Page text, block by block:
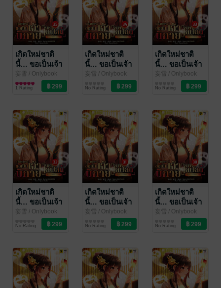
เกิดใหม่ชาติ
นี้… ขอเป็นเจ้า
นิกายมาไลฟ์สด
เล่ม 35
妄雪 / Onlybook
นิยายแฟนตาซี
1 Rating
เกิดใหม่ชาติ
นี้… ขอเป็นเจ้า
นิกายมาไลฟ์สด
妄雪 / Onlybook
นิยายแฟนตาซี
No Rating
เกิดใหม่ชาติ
นี้… ขอเป็นเจ้า
นิกายมาไลฟ์สด
妄雪 / Onlybook
นิยายแฟนตาซี
No Rating
เกิดใหม่ชาติ
นี้… ขอเป็นเจ้า
นิกายมาไลฟ์สด
妄雪 / Onlybook
นิยายแฟนตาซี
No Rating
เกิดใหม่ชาติ
นี้… ขอเป็นเจ้า
นิกายมาไลฟ์สด
妄雪 / Onlybook
นิยายแฟนตาซี
No Rating
เกิดใหม่ชาติ
นี้… ขอเป็นเจ้า
นิกายมาไลฟ์สด
妄雪 / Onlybook
นิยายแฟนตาซี
No Rating